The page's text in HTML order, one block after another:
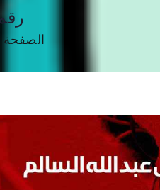
الصفحة